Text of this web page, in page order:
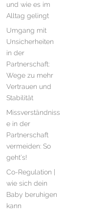
und wie es im
Alltag gelingt
Umgang mit
Unsicherheiten
in der
Partnerschaft:
Wege zu mehr
Vertrauen und
Stabilität
Missverständniss
e in der
Partnerschaft
vermeiden: So
geht’s!
Co-Regulation |
wie sich dein
Baby beruhigen
kann